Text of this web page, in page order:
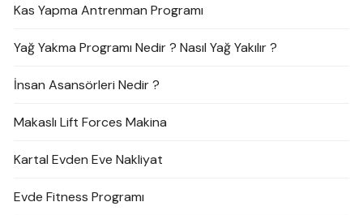
Kas Yapma Antrenman Programı
Yağ Yakma Programı Nedir ? Nasıl Yağ Yakılır ?
İnsan Asansörleri Nedir ?
Makaslı Lift Forces Makina
Kartal Evden Eve Nakliyat
Evde Fitness Programı